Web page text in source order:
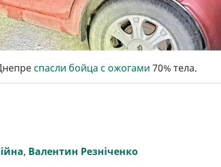
спасли бойца с ожогами 70% тела.
, Валентин Резніченко